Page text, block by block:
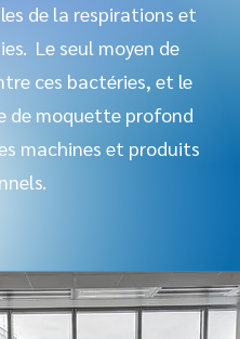
de la respirations et
Le seul moyen de
ces bactéries, et le
de moquette profond
machines et produits